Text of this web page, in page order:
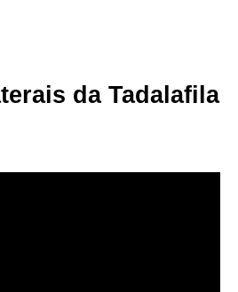
da Tadalafila